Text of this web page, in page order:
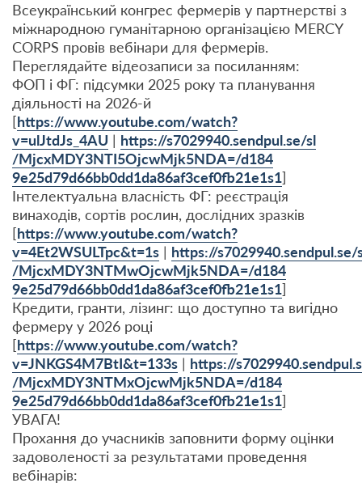
Всеукраїнський конгрес фермерів у партнерстві з
міжнародною гуманітарною організацією MERCY
CORPS провів вебінари для фермерів.
Переглядайте відеозаписи за посиланням:
ФОП і ФГ: підсумки 2025 року та планування
діяльності на 2026-й
[https://www.youtube.com/watch?
v=ulJtdJs_4AU | https://s7029940.sendpul.se/sl
/MjcxMDY3NTI5OjcwMjk5NDA=/d184
9e25d79d66bb0dd1da86af3cef0fb21e1s1]
Інтелектуальна власність ФГ: реєстрація
винаходів, сортів рослин, дослідних зразків
[https://www.youtube.com/watch?
v=4Et2WSULTpc&t=1s | https://s7029940.sendpul.se/
/MjcxMDY3NTMwOjcwMjk5NDA=/d184
9e25d79d66bb0dd1da86af3cef0fb21e1s1]
Кредити, гранти, лізинг: що доступно та вигідно
фермеру у 2026 році
[https://www.youtube.com/watch?
v=JNKGS4M7BtI&t=133s | https://
/MjcxMDY3NTMxOjcwMjk5NDA=/d184
9e25d79d66bb0dd1da86af3cef0fb21e1s1]
УВАГА!
Прохання до учасників заповнити форму оцінки
задоволеності за результатами проведення
вебінарів: